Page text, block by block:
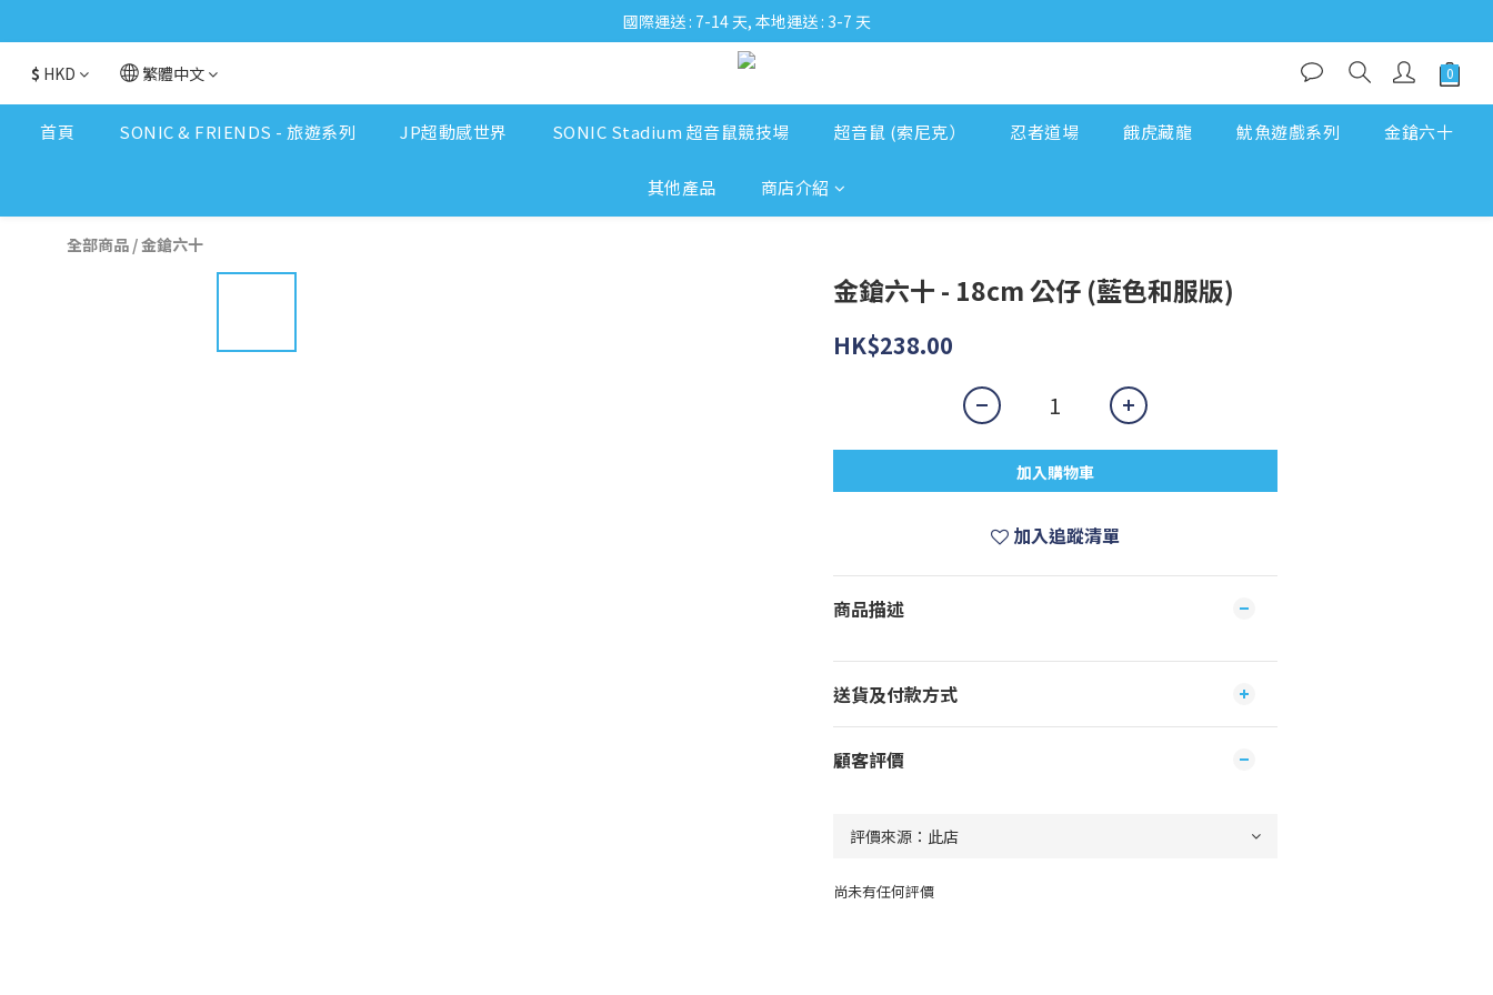
國際運送 : 7-14 天, 本地運送 : 3-7 天
$ HKD 繁體中文
首頁 SONIC & FRIENDS - 旅遊系列 JP超動感世界 SONIC Stadium 超音鼠競技場 超音鼠 (索尼克） 忍者道場 餓虎藏龍 魷魚遊戲系列 金鎗六十
其他產品 商店介紹
全部商品 /金鎗六十
金鎗六十 - 18cm 公仔 (藍色和服版)
HK$238.00
加入購物車
加入追蹤清單
商品描述
送貨及付款方式
顧客評價
尚未有任何評價